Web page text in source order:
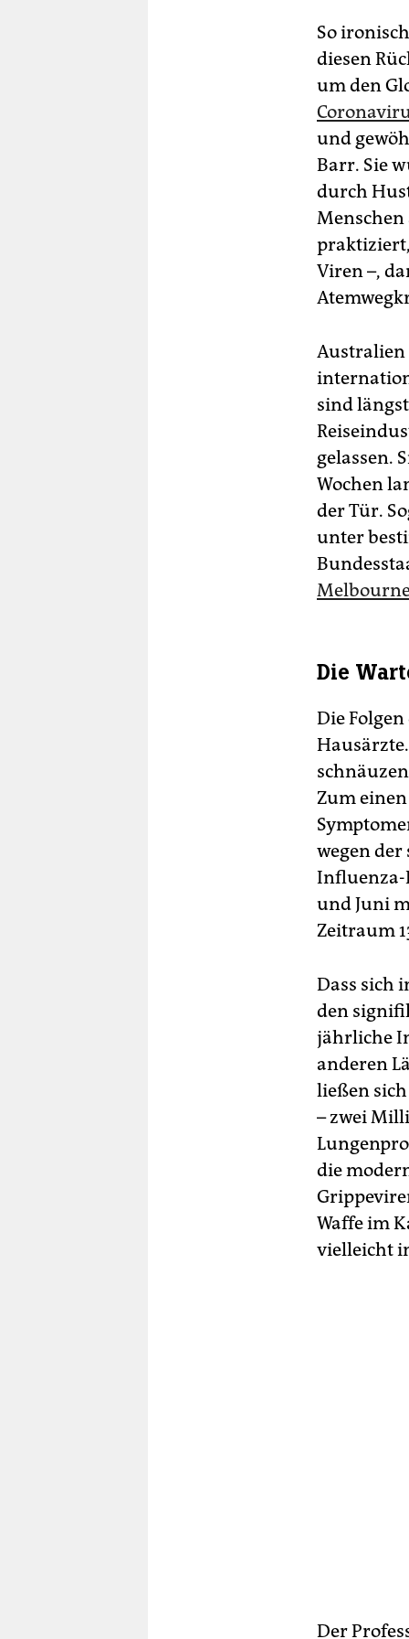
So
diesen
um den
und
Barr. Sie
durch
Viren –,
Australien
sind
gelassen.
Wochen
der Tür.
unter
Die
Die
Zum
wegen
Influenza-
und Juni
Zeitraum
Dass sich
den
jährliche
anderen
ließen
– zwei
die
Waffe im
vielleicht
Der